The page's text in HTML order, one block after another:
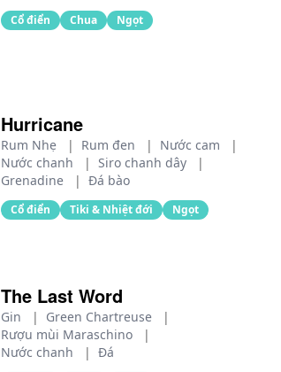
Cổ điển Chua Ngọt
Hurricane
Rum Nhẹ | Rum đen | Nước cam
|
Nước chanh
| Siro chanh dây
|
Grenadine
| Đá bào
Cổ điển Tiki & Nhiệt đới Ngọt
The Last Word
Gin | Green Chartreuse
|
Rượu mùi Maraschino
|
Nước chanh
| Đá